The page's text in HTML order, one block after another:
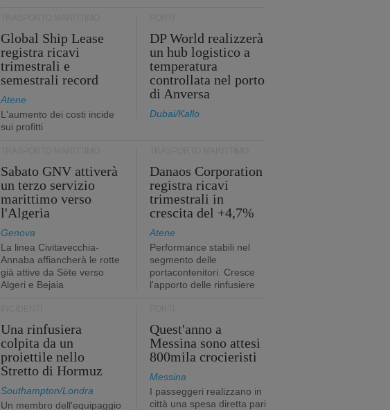
Global Ship Lease
registra ricavi
trimestrali e
semestrali record
Atene
L'aumento dei costi incide
sui profitti
DP World realizzerà
un hub logistico a
temperatura
controllata nel porto
di Anversa
Dubai/Kallo
Sabato GNV attiverà
un terzo servizio
marittimo verso
l'Algeria
Genova
La linea Civitavecchia-
Annaba affiancherà le rotte
già attive da Sète verso
Algeri e Bejaia
Danaos Corporation
registra ricavi
trimestrali in
crescita del +4,7%
Atene
Performance stabili nel
segmento delle
portacontenitori. Cresce
l'apporto delle rinfusiere
Una rinfusiera
colpita da un
proiettile nello
Stretto di Hormuz
Southampton/Londra
Un membro dell'equipaggio
Quest'anno a
Messina sono attesi
800mila crocieristi
Messina
I passeggeri realizzano in
città una spesa diretta pari